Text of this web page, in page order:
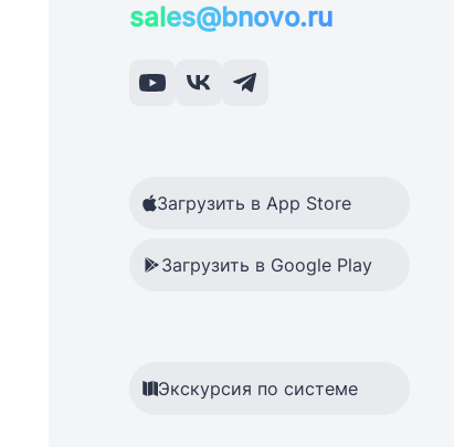
sales@bnovo.ru
Загрузить в App Store
Загрузить в Google Play
Экскурсия по системе